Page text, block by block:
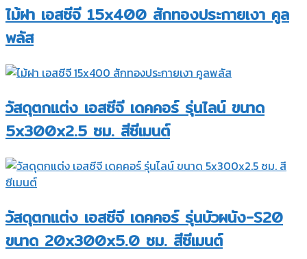
ไม้ฝา เอสซีจี 15x400 สักทองประกายเงา คูล
พลัส
วัสดุตกแต่ง เอสซีจี เดคคอร์ รุ่นไลน์ ขนาด
5x300x2.5 ซม. สีซีเมนต์
วัสดุตกแต่ง เอสซีจี เดคคอร์ รุ่นบัวผนัง-S20
ขนาด 20x300x5.0 ซม. สีซีเมนต์